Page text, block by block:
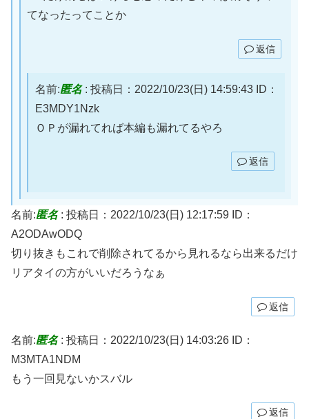
てなったってことか
返信
名前:匿名: 投稿日：2022/10/23(日) 14:59:43
ID：
E3MDY1Nzk
ＯＰが漏れてれば本編も漏れてるやろ
返信
名前:匿名: 投稿日：2022/10/23(日) 12:17:59 ID：
A2ODAwODQ
切り抜きもこれで削除されてるから見れるなら出来るだけ
リアタイの方がいいだろうなぁ
返信
名前:匿名: 投稿日：2022/10/23(日) 14:03:26 ID：
M3MTA1NDM
もう一回見ないかスバル
返信